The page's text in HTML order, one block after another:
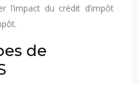
l’impact du crédit d’impôt
de